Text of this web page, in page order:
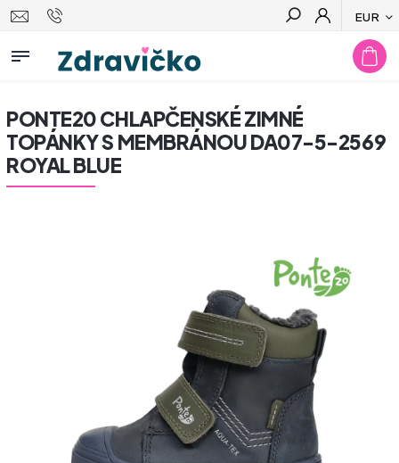
EUR
Hľadať
PONTE20 CHLAPČENSKÉ ZIMNÉ
TOPÁNKY S MEMBRÁNOU DA07-5-2569
ROYAL BLUE